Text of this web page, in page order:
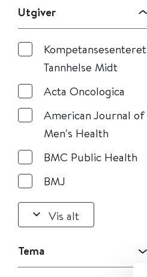
Utgiver
Kompetansesenteret
Tannhelse Midt
Acta Oncologica
American Journal of
Men's Health
BMC Public Health
BMJ
Vis alt
Tema